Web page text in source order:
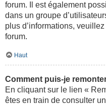
forum. Il est également
dans un groupe
plus d’informations,
forum.
Haut
Comment puis-je
En cliquant sur le lien «
êtes en train de consulter